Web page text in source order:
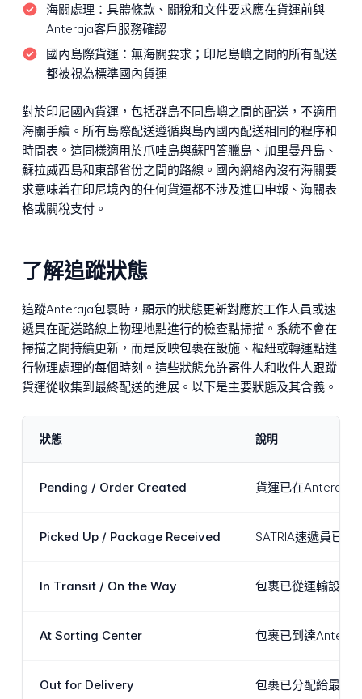
海關處理： 具體條款、關稅和文件要求應在貨運前與
Anteraja客戶服務確認
國內島際貨運： 無海關要求；印尼島嶼之間的所有配送
都被視為標準國內貨運
對於印尼國內貨運，包括群島不同島嶼之間的配送，不適用
海關手續。所有島際配送遵循與島內國內配送相同的程序和
時間表。這同樣適用於爪哇島與蘇門答臘島、加里曼丹島、
蘇拉威西島和東部省份之間的路線。國內網絡內沒有海關要
求意味着在印尼境內的任何貨運都不涉及進口申報、海關表
格或關稅支付。
了解追蹤狀態
追蹤Anteraja包裹時，顯示的狀態更新對應於工作人員或速
遞員在配送路線上物理地點進行的檢查點掃描。系統不會在
掃描之間持續更新，而是反映包裹在設施、樞紐或轉運點進
行物理處理的每個時刻。這些狀態允許寄件人和收件人跟蹤
貨運從收集到最終配送的進展。以下是主要狀態及其含義。
狀態 說明
Pending / Order Created 貨運已在Anteraja
Picked Up / Package Received SATRIA速遞員已
In Transit / On the Way 包裹已從運輸設施
At Sorting Center 包裹已到達
Out for Delivery 包裹已分配給最後